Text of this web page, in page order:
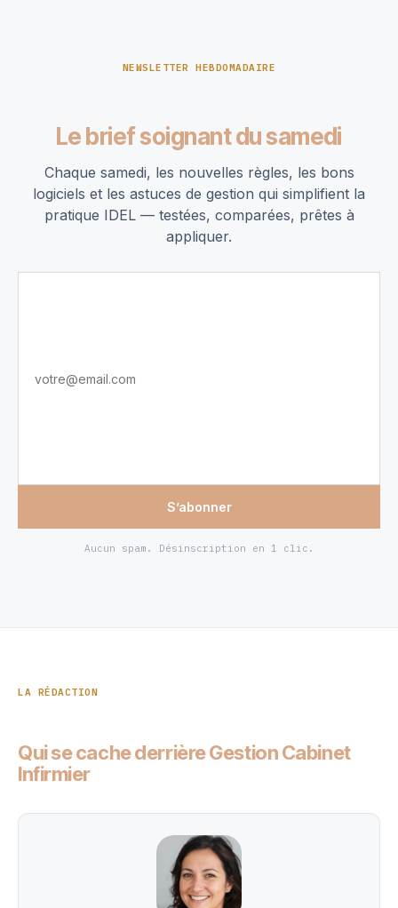
NEWSLETTER HEBDOMADAIRE
Le brief soignant du samedi
Chaque samedi, les nouvelles règles, les bons
logiciels et les astuces de gestion qui simplifient la
pratique IDEL — testées, comparées, prêtes à
appliquer.
S’abonner
Aucun spam. Désinscription en 1 clic.
LA RÉDACTION
Qui se cache derrière Gestion Cabinet
Infirmier